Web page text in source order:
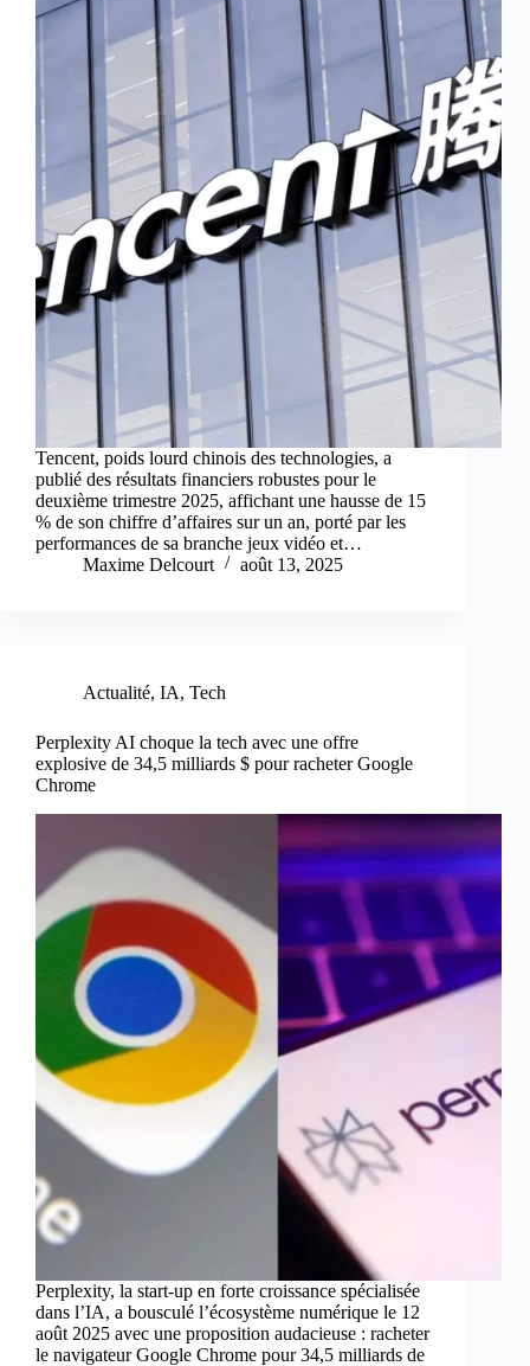
Tencent, poids lourd chinois des technologies, a
publié des résultats financiers robustes pour le
deuxième trimestre 2025, affichant une hausse de 15
% de son chiffre d’affaires sur un an, porté par les
performances de sa branche jeux vidéo et…
Maxime Delcourt
août 13, 2025
Actualité, IA, Tech
Perplexity AI choque la tech avec une offre
explosive de 34,5 milliards $ pour racheter Google
Chrome
Perplexity, la start-up en forte croissance spécialisée
dans l’IA, a bousculé l’écosystème numérique le 12
août 2025 avec une proposition audacieuse : racheter
le navigateur Google Chrome pour 34,5 milliards de